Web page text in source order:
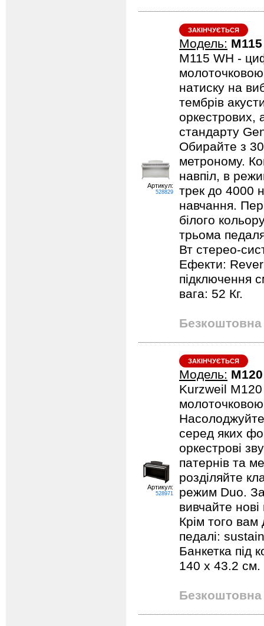
Артикул:
528829
ЗАКІНЧУЄТЬСЯ
Модель:
M115 WH -
натиску на
тембрів
оркестрових,
стандарту
Обирайте з 30
метроному.
навпіл, в
трек до 4000
навчання.
білого
трьома
Вт стерео-
Ефекти:
підключення
вага: 52 Кг.
Безкоштовна
Артикул:
528971
ЗАКІНЧУЄТЬСЯ
Модель:
Kurzweil
серед яких
оркестрові
патернів та
розділяйте
режим Duo.
вивчайте
Крім того вам
педалі:
Банкетка під
140 x 43.2 см.
Безкоштовна